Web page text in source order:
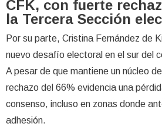
CFK, con fuerte
la Tercera Sección
Por su parte, Cristina Fernández de
nuevo desafío electoral en el sur del
A pesar de que mantiene un núcleo
rechazo del 66% evidencia una
consenso, incluso en zonas donde
adhesión.